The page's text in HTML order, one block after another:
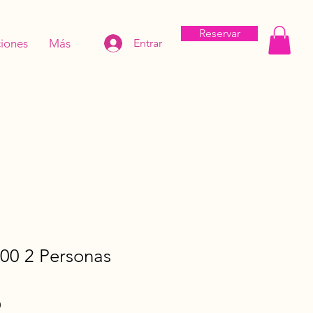
Más Entrar
Reservar
2 Personas
Precio